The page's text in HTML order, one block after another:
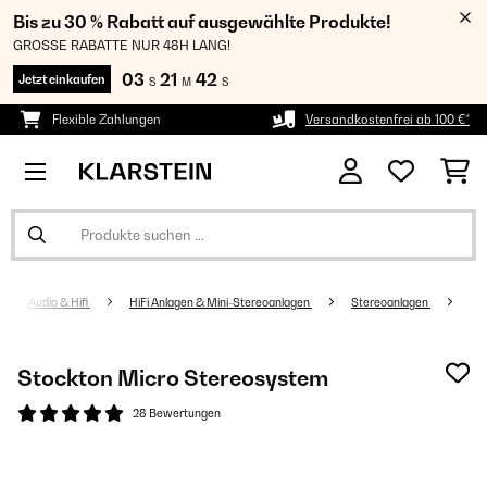
Bis zu 30 % Rabatt auf ausgewählte Produkte!
GROSSE RABATTE NUR 48H LANG!
Jetzt einkaufen 03 S 21 M 42 S
Flexible Zahlungen Versandkostenfrei ab 100 €*
Audio & Hifi HiFi Anlagen & Mini-Stereoanlagen Stereoanlagen
Stockton Micro Stereosystem
28 Bewertungen